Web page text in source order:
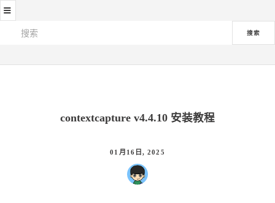
≡
搜索
contextcapture v4.4.10 安装教程
01月16日, 2025